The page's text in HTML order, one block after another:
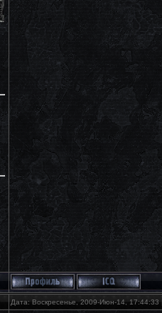
Дата: Воскресенье, 2009-Июн-14,